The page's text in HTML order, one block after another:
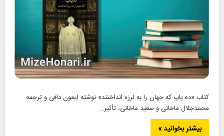
کتاب «ده پاپ که جهان را به لرزه انداختند» نوشته ایمون دافی و ترجمه
محمدجلال ماخانی و سعید ماخانی، تأثیر…
بیشتر بخوانید »